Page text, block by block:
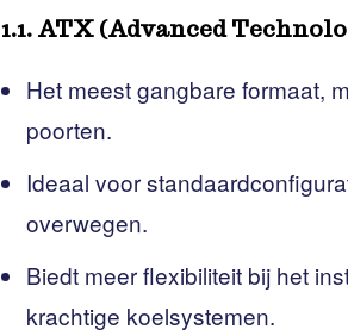
1.1. ATX (Advanced
Het meest gangbare formaat,
poorten.
Ideaal voor
overwegen.
Biedt meer flexibiliteit bij het
krachtige koelsystemen.